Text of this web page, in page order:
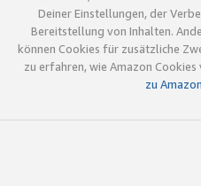
Deiner Einstellungen, der
Bereitstellung von Inhalten.
können Cookies für zusätzliche
zu erfahren, wie Amazon
zu